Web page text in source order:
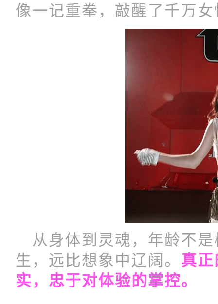
像一记重拳，敲醒了千万
从身体到灵魂，年龄不是
生，远比想象中辽阔。 真
实，忠于对体验的掌控。